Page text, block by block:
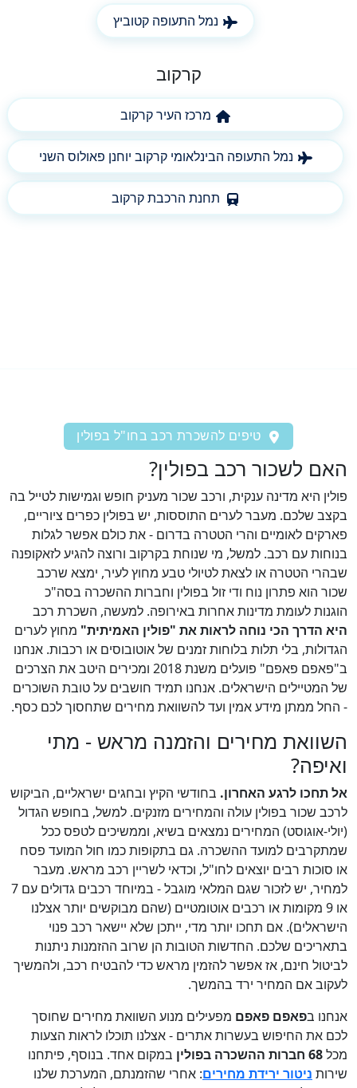
נמל התעופה קטוביץ
קרקוב
מרכז העיר קרקוב
נמל התעופה הבינלאומי קרקוב יוחנן פאולוס השני
תחנת הרכבת קרקוב
טיפים להשכרת רכב בחו"ל בפולין
האם לשכור רכב בפולין?
פולין היא מדינה ענקית, ורכב שכור מעניק חופש וגמישות לטייל בה
בקצב שלכם. מעבר לערים התוססות, יש בפולין כפרים ציוריים,
פארקים לאומיים והרי הטטרה בדרום - את כולם אפשר לגלות
בנוחות עם רכב. למשל, מי שנוחת בקרקוב ורוצה להגיע לזאקופנה
שבהרי הטטרה או לצאת לטיולי טבע מחוץ לעיר, ימצא שרכב
שכור הוא פתרון נוח ודי זול בפולין וחברות ההשכרה בסה"כ
הוגנות לעומת מדינות אחרות באירופה. למעשה, השכרת רכב
היא הדרך הכי נוחה לראות את "פולין האמיתית" מחוץ לערים
הגדולות, בלי תלות בלוחות זמנים של אוטובוסים או רכבות. אנחנו
ב"פאפם פאפם" פועלים משנת 2018 ומכירים היטב את הצרכים
של המטיילים הישראלים. אנחנו תמיד חושבים על טובת השוכרים
- החל ממתן מידע אמין ועד להשוואת מחירים שתחסוך לכם כסף.
השוואת מחירים והזמנה מראש - מתי
ואיפה?
אל תחכו לרגע האחרון. בחודשי הקיץ ובחגים ישראליים, הביקוש
לרכב שכור בפולין עולה והמחירים מזנקים. למשל, בחופש הגדול
(יולי-אוגוסט) המחירים נמצאים בשיא, וממשיכים לטפס ככל
שמתקרבים למועד ההשכרה. גם בתקופות כמו חול המועד פסח
או סוכות רבים יוצאים לחו"ל, וכדאי לשריין רכב מראש. מעבר
למחיר, יש לזכור שגם המלאי מוגבל - במיוחד רכבים גדולים עם 7
או 9 מקומות או רכבים אוטומטיים (שהם מבוקשים יותר אצלנו
הישראלים). אם תחכו יותר מדי, ייתכן שלא יישאר רכב פנוי
בתאריכים שלכם. החדשות הטובות הן שרוב ההזמנות ניתנות
לביטול חינם, אז אפשר להזמין מראש כדי להבטיח רכב, ולהמשיך
לעקוב אם המחיר ירד בהמשך.
אנחנו בפאפם פאפם מפעילים מנוע השוואת מחירים שחוסך
לכם את החיפוש בעשרות אתרים - אצלנו תוכלו לראות הצעות
מכל68 חברות ההשכרה בפולין
במקום אחד. בנוסף, פיתחנו
שירות ניטור ירידת מחירים: אחרי שהזמנתם, המערכת שלנו